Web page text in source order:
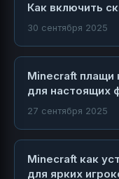
Как включить
30 сентября 2025
Minecraft плащи
для настоящих
27 сентября 2025
Minecraft как
для ярких